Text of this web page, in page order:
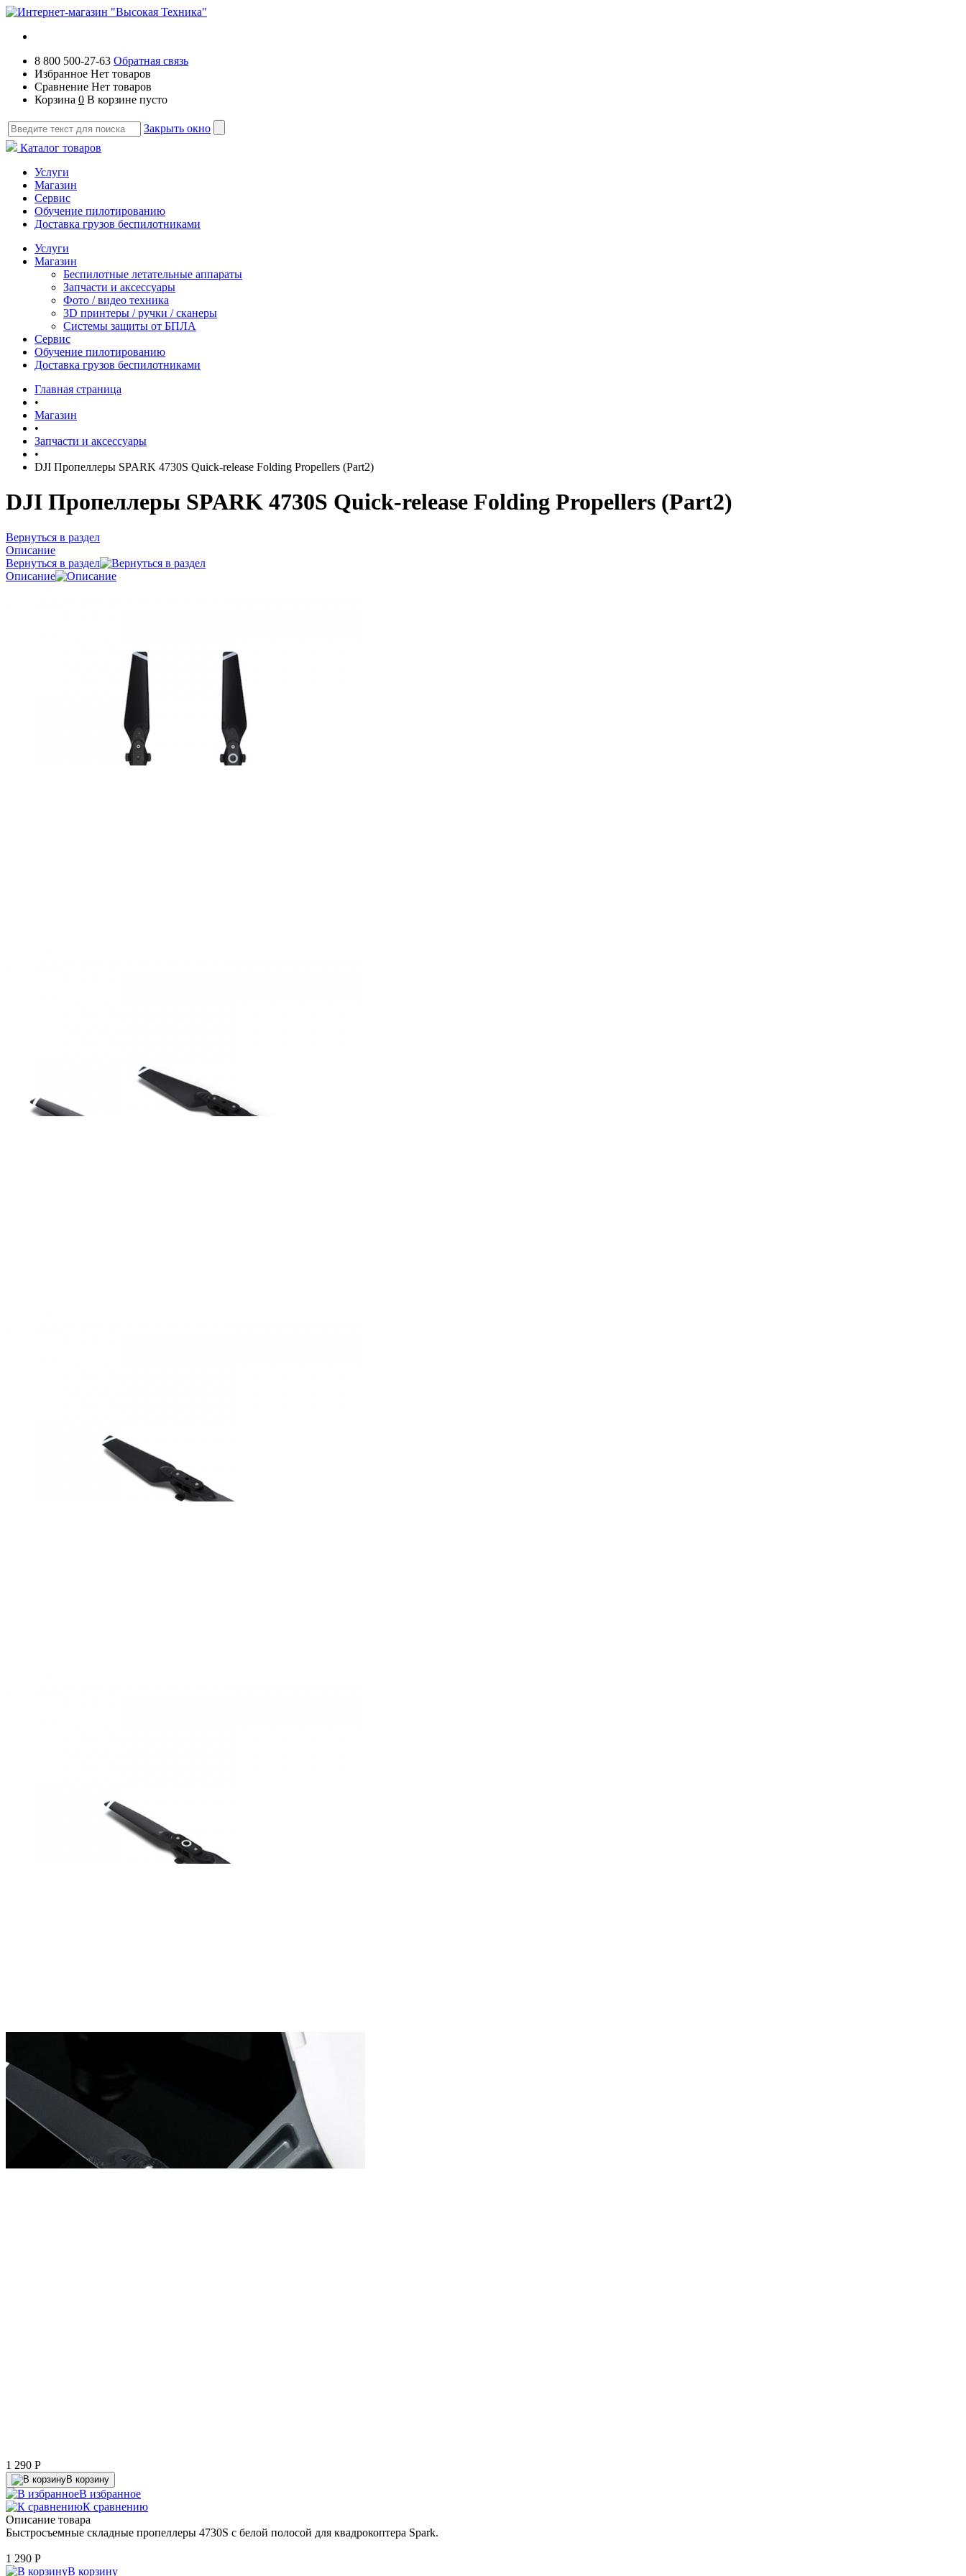
8 800 500-27-63 Обратная связь
Избранное Нет товаров
Сравнение Нет товаров
Корзина 0 В корзине пусто
Закрыть окно
Каталог товаров
Услуги
Магазин
Сервис
Обучение пилотированию
Доставка грузов беспилотниками
Услуги
Магазин
Беспилотные летательные аппараты
Запчасти и аксессуары
Фото / видео техника
3D принтеры / ручки / сканеры
Системы защиты от БПЛА
Сервис
Обучение пилотированию
Доставка грузов беспилотниками
Главная страница
•
Магазин
•
Запчасти и аксессуары
•
DJI Пропеллеры SPARK 4730S Quick-release Folding Propellers (Part2)
DJI Пропеллеры SPARK 4730S Quick-release Folding Propellers (Part2)
Вернуться в раздел
Описание
Вернуться в раздел
Описание
1 290 P
В корзину
В избранное
К сравнению
Описание товара
Быстросъемные складные пропеллеры 4730S с белой полосой для квадрокоптера Spark.
1 290 P
В корзину